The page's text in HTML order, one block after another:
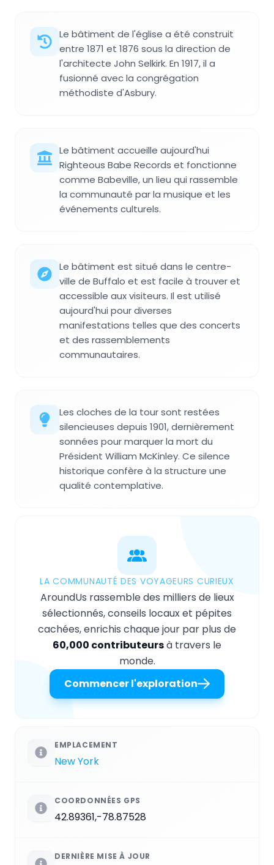
Le bâtiment de l'église a été construit
entre 1871 et 1876 sous la direction de
l'architecte John Selkirk. En 1917, il a
fusionné avec la congrégation
méthodiste d'Asbury.
Le bâtiment accueille aujourd'hui
Righteous Babe Records et fonctionne
comme Babeville, un lieu qui rassemble
la communauté par la musique et les
événements culturels.
Le bâtiment est situé dans le centre-
ville de Buffalo et est facile à trouver et
accessible aux visiteurs. Il est utilisé
aujourd'hui pour diverses
manifestations telles que des concerts
et des rassemblements
communautaires.
Les cloches de la tour sont restées
silencieuses depuis 1901, dernièrement
sonnées pour marquer la mort du
Président William McKinley. Ce silence
historique confère à la structure une
qualité contemplative.
LA COMMUNAUTÉ DES VOYAGEURS CURIEUX
AroundUs rassemble des milliers de lieux
sélectionnés, conseils locaux et pépites
cachées, enrichis chaque jour par plus de
60,000 contributeursà travers le
monde.
Commencer l'exploration
EMPLACEMENT
New York
COORDONNÉES GPS
42.89361,-78.87528
DERNIÈRE MISE À JOUR